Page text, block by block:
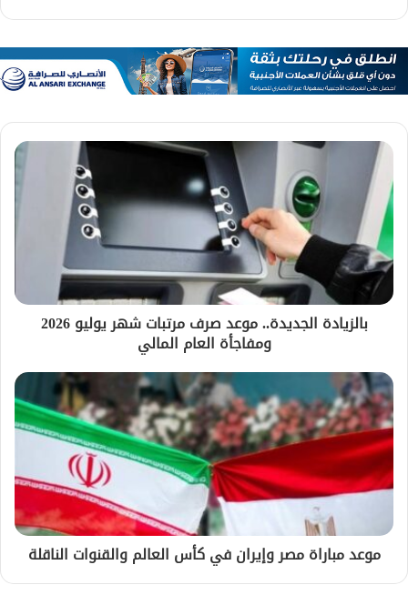
بالزيادة الجديدة.. موعد صرف مرتبات شهر يوليو 2026
ومفاجأة العام المالي
موعد مباراة مصر وإيران في كأس العالم والقنوات الناقلة